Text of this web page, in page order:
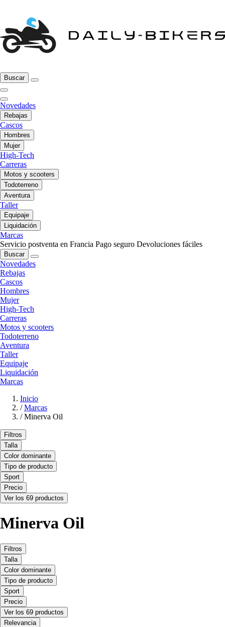
Buscar
Novedades
Rebajas
Cascos
Hombres
Mujer
High-Tech
Carreras
Motos y scooters
Todoterreno
Aventura
Taller
Equipaje
Liquidación
Marcas
Servicio postventa en Francia Pago seguro Devoluciones fáciles
Buscar
Novedades
Rebajas
Cascos
Hombres
Mujer
High-Tech
Carreras
Motos y scooters
Todoterreno
Aventura
Taller
Equipaje
Liquidación
Marcas
Inicio
/ Marcas
/ Minerva Oil
Filtros
Talla
Color dominante
Tipo de producto
Sport
Precio
Ver los 69 productos
Minerva Oil
Filtros
Talla
Color dominante
Tipo de producto
Sport
Precio
Ver los 69 productos
Relevancia